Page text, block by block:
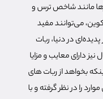
مانند شاخص ترس و
می‌توانند مفید
در دنیا، ربات
دارای معایب و مزایا
بخواهد از ربات های
را در نظر گرفته و با